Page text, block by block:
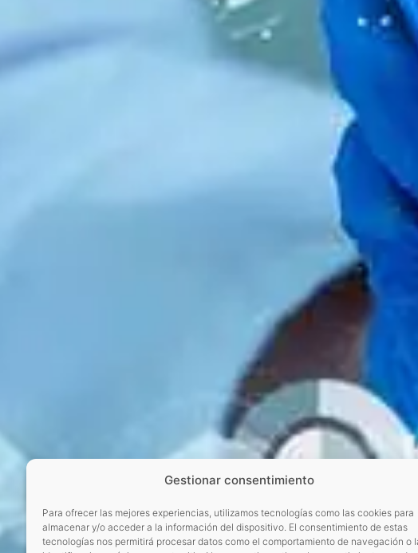
Gestionar consentimiento
Para ofrecer las mejores experiencias, utilizamos tecnologías como las cookies para
almacenar y/o acceder a la información del dispositivo. El consentimiento de estas
tecnologías nos permitirá procesar datos como el comportamiento de navegación o